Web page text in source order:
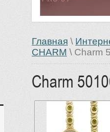
Главная \
CHARM \ Charm
Charm